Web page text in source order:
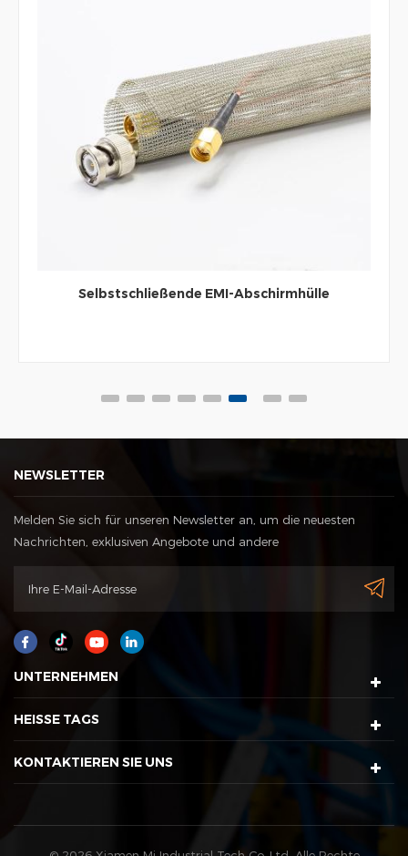
Selbstschließende EMI-Abschirmhülle
NEWSLETTER
Melden Sie sich für unseren Newsletter an, um die neuesten
Nachrichten, exklusiven Angebote und andere
Rabattinformationen zu erhalten
UNTERNEHMEN
HEISSE TAGS
KONTAKTIEREN SIE UNS